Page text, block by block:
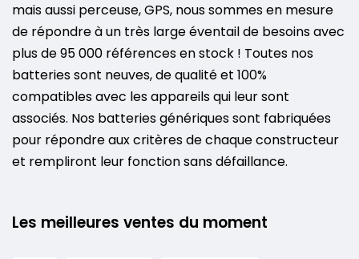
mais aussi perceuse, GPS, nous sommes en mesure
de répondre à un très large éventail de besoins avec
plus de 95 000 références en stock ! Toutes nos
batteries sont neuves, de qualité et 100%
compatibles avec les appareils qui leur sont
associés. Nos batteries génériques sont fabriquées
pour répondre aux critères de chaque constructeur
et rempliront leur fonction sans défaillance.
Les meilleures ventes du moment